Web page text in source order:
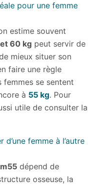
pour une femme
estime souvent
60 kg peut servir de
mieux situer son
faire une règle
femmes se sentent
à 55 kg. Pour
utile de consulter la
femme à l’autre
dépend de
osseuse, la